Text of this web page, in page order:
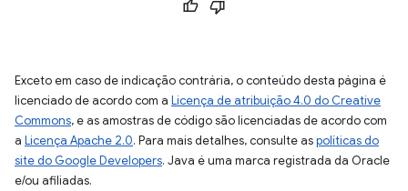
Exceto em caso de indicação contrária, o conteúdo desta página é
licenciado de acordo com a Licença de atribuição 4.0 do Creative
Commons, e as amostras de código são licenciadas de acordo com
a Licença Apache 2.0. Para mais detalhes, consulte aspolíticas do
site do Google Developers. Java é uma marca registrada da Oracle
e/ou afiliadas.